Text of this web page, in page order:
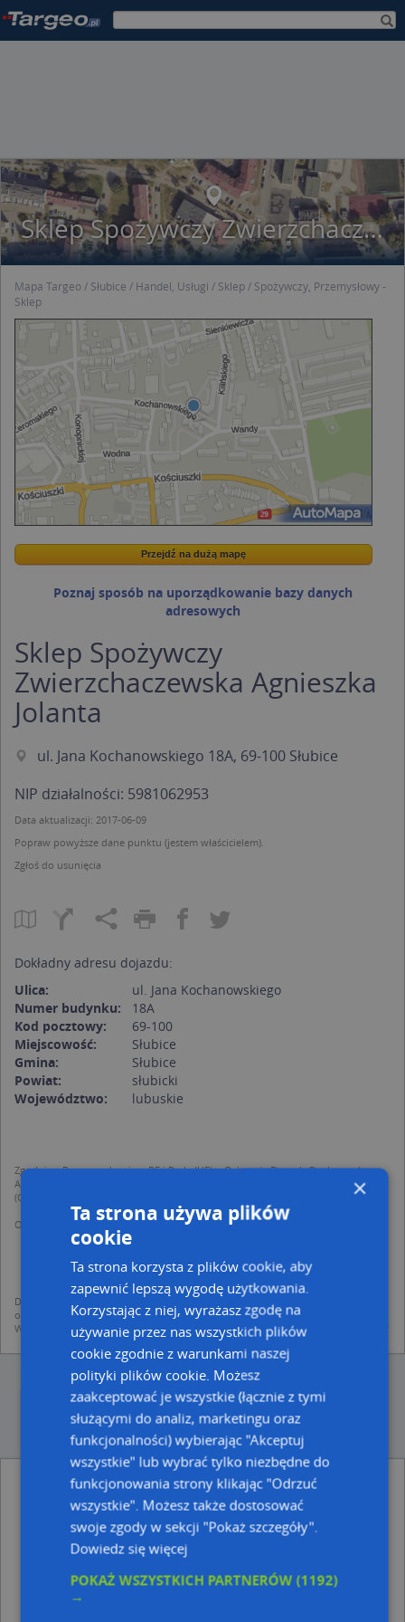
Sklep Spożywczy Zwierzchaczewska Agnieszka Jolanta
Mapa Targeo Słubice Handel, Usługi Sklep
Spożywczy, Przemysłowy -
Sklep
Wstaw tę mapkę na swoją stronę
Przejdź na dużą mapę
Przejdź na dużą mapę
Poznaj sposób na uporządkowanie bazy danych
adresowych
Sklep Spożywczy
Zwierzchaczewska Agnieszka
Jolanta
ul. Jana Kochanowskiego 18A, 69-100 Słubice
NIP działalności: 5981062953
Data aktualizacji: 2017-06-09
Popraw powyższe dane punktu (jestem właścicielem).
Zgłoś do usunięcia
Dokładny adresu dojazdu:
Ulica:
ul. Jana Kochanowskiego
Numer budynku:
18A
Kod pocztowy:
69-100
Miejscowość:
Słubice
Gmina:
Słubice
Powiat:
słubicki
Województwo:
lubuskie
Zgodnie z Rozporządzeniem PE i Rady (UE) o Ochronie Danych Osobowych
Administratorem (RODO), administratorem danych jest AutoMapa sp. z o.o.
(Operator) z siedzibą w Warszawie przy ulicy Domaniewskiej 37.
Operator przetwarza dane osobowe w celu:
dodania ich do bazy Targeo oraz publikacji w wyszukiwarce firm i na
udostępniania danych o firmach partnerom biznesowym operatora (art.
Dane pochodzą z publicznych baz CEIDG, GUS, REGON, z firmowych stron www
oraz od podmiotów zewnętrznych.
Więcej informacji dot. RODO:http://regulamin.automapa.pl/odo_przetwarzanie/
Sklep Spożywczy Zwierzchaczewska Agnieszka
Jolanta - inne Handel, Usługi w pobliżu
Żabka, UL. WROCŁAWSKA 5I/5I ., 69-100 Słubice
Media Expert, Kościuszki 8, 69-100 Słubice
100 Słubice
Zakład Fryzjerski, ul. Sienkiewicza 50A, 69-100 Słubice
×
Ta strona używa plików
cookie
Ta strona korzysta z plików cookie, aby
zapewnić lepszą wygodę użytkowania.
Korzystając z niej, wyrażasz zgodę na
używanie przez nas wszystkich plików
cookie zgodnie z warunkami naszej
polityki plików cookie. Możesz
zaakceptować je wszystkie (łącznie z tymi
służącymi do analiz, marketingu oraz
funkcjonalności) wybierając "Akceptuj
wszystkie" lub wybrać tylko niezbędne do
funkcjonowania strony klikając "Odrzuć
wszystkie". Możesz także dostosować
swoje zgody w sekcji "Pokaż szczegóły".
Dowiedz się więcej
POKAŻ WSZYSTKICH PARTNERÓW(1192)
→